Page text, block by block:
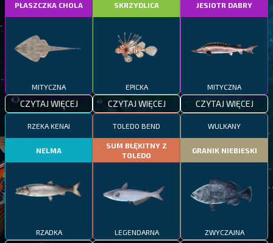
PŁASZCZKA CHOLA
MITYCZNA
CZYTAJ WIĘCEJ
SKRZYDLICA
EPICKA
CZYTAJ WIĘCEJ
JESIOTR DABRY
MITYCZNA
CZYTAJ WIĘCEJ
RZEKA KENAI
NELMA
RZADKA
TOLEDO BEND
SUM BŁĘKITNY Z
TOLEDO
LEGENDARNA
WULKANY
GRANIK NIEBIESKI
ZWYCZAJNA